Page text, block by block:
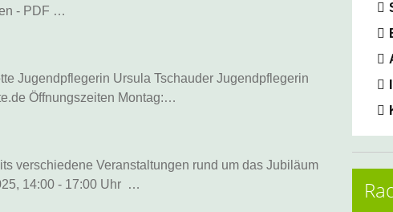
- PDF …
Jugendpflegerin Ursula Tschauder Jugendpflegerin
Öffnungszeiten Montag:…
verschiedene Veranstaltungen rund um das Jubiläum
14:00 - 17:00 Uhr …